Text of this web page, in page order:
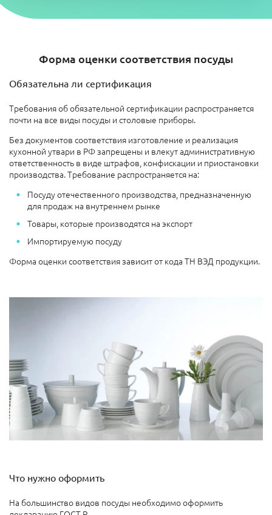
Форма оценки соответствия посуды
Обязательна ли сертификация
Требования об обязательной сертификации распространяется
почти на все виды посуды и столовые приборы.
Без документов соответствия изготовление и реализация
кухонной утвари в РФ запрещены и влекут административную
ответственность в виде штрафов, конфискации и приостановки
производства. Требование распространяется на:
Посуду отечественного производства, предназначенную
для продаж на внутреннем рынке
Товары, которые производятся на экспорт
Импортируемую посуду
Форма оценки соответствия зависит от кода ТН ВЭД продукции.
Что нужно оформить
На большинство видов посуды необходимо оформить